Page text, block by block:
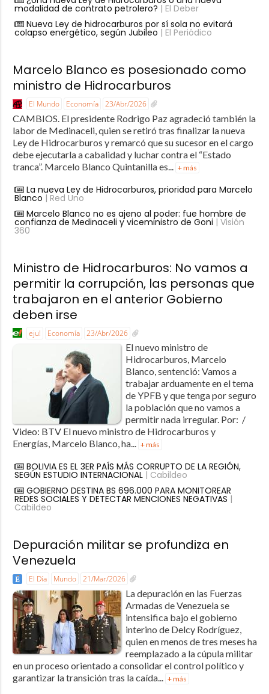
modalidad de contrato petrolero? | El Deber
Nueva Ley de hidrocarburos por sí sola no evitará
colapso energético, según Jubileo | El Periódico
Marcelo Blanco es posesionado como
ministro de Hidrocarburos
El Mundo Economía 23/Abr/2026
CAMBIOS. El presidente Rodrigo Paz agradeció también la
labor de Medinaceli, quien se retiró tras finalizar la nueva
Ley de Hidrocarburos y remarcó que su sucesor en el cargo
debe ejecutarla a cabalidad y luchar contra el “Estado
tranca”. Marcelo Blanco Quintanilla es...
+ más
La nueva Ley de Hidrocarburos, prioridad para Marcelo
Blanco | Red Uno
Marcelo Blanco no es ajeno al poder: fue hombre de
confianza de Medinaceli y viceministro de Goni | Visión
360
Ministro de Hidrocarburos: No vamos a
permitir la corrupción, las personas que
trabajaron en el anterior Gobierno
deben irse
eju! Economía 23/Abr/2026
El nuevo ministro de
Hidrocarburos, Marcelo
Blanco, sentenció: Vamos a
trabajar arduamente en el tema
de YPFB y que tenga por seguro
la población que no vamos a
permitir nada irregular. Por: /
Video: BTV El nuevo ministro de Hidrocarburos y
Energías, Marcelo Blanco, ha... + más
BOLIVIA ES EL 3ER PAÍS MÁS CORRUPTO DE LA REGIÓN,
SEGÚN ESTUDIO INTERNACIONAL| Cabildeo
GOBIERNO DESTINA BS 696.000 PARA MONITOREAR
REDES SOCIALES Y DETECTAR MENCIONES NEGATIVAS |
Cabildeo
Depuración militar se profundiza en
Venezuela
El Día Mundo 21/Mar/2026
La depuración en las Fuerzas
Armadas de Venezuela se
intensifica bajo el gobierno
interino de Delcy Rodríguez,
quien en menos de tres meses ha
reemplazado a la cúpula militar
en un proceso orientado a consolidar el control político y
garantizar la transición tras la caída... + más